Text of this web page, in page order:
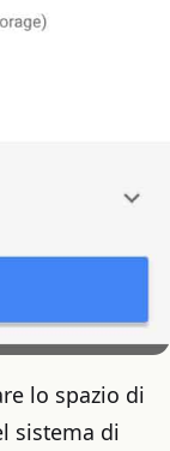
lo spazio di
sistema di